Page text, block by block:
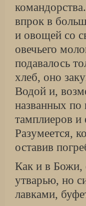
впрок в
и овощей со
овечьего
подавалось
хлеб, оно
Водой и,
названных по
тамплиеров и
Разумеется,
оставив
Как и в Божи,
утварью, но
лавками,